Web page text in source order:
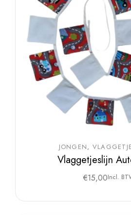
JONGEN
Vlaggetjeslijn
€15,00Incl.